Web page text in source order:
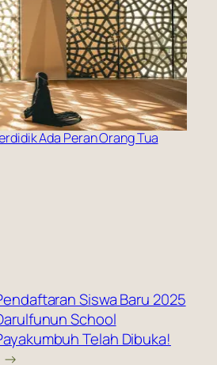
Ada Peran Orang Tua
Siswa Baru 2025
School
Telah Dibuka!
→